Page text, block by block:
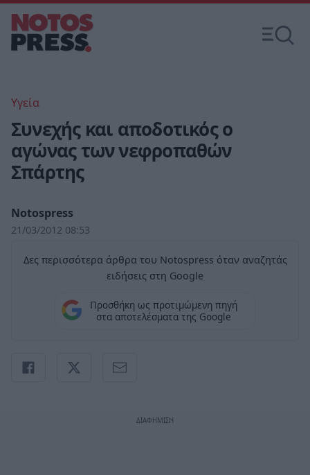
Υγεία
Συνεχής και αποδοτικός ο
αγώνας των νεφροπαθών
Σπάρτης
Notospress
21/03/2012 08:53
Δες περισσότερα άρθρα του Notospress όταν αναζητάς
ειδήσεις στη Google
Προσθήκη ως προτιμώμενη πηγή
στα αποτελέσματα της Google